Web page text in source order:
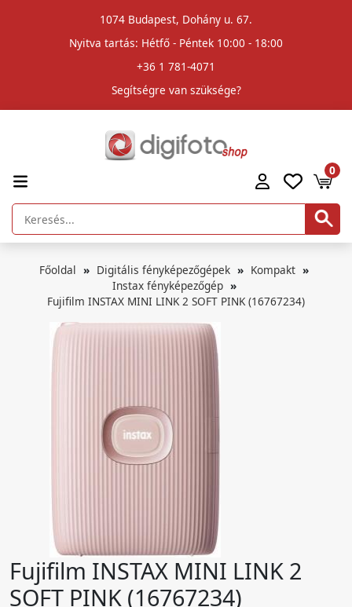
1074 Budapest, Dohány u. 67.
Nyitva tartás: Hétfő - Péntek 10:00 - 18:00
+36 1 781-4071
Segítségre van szüksége?
0
Főoldal Digitális fényképezőgépek
Kompakt
Instax fényképezőgép
Fujifilm INSTAX MINI LINK 2 SOFT PINK (16767234)
Fujifilm INSTAX MINI LINK 2
SOFT PINK (16767234)